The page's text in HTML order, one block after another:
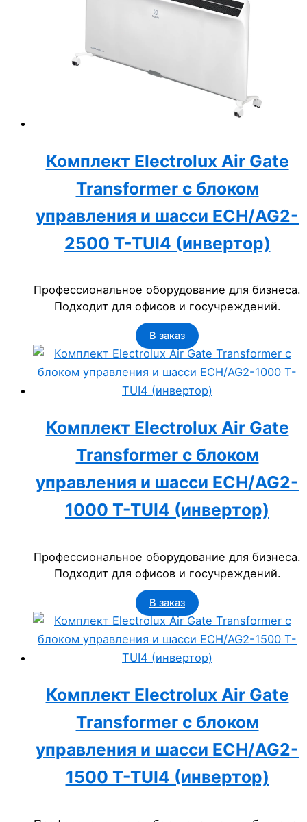
Комплект Electrolux Air Gate
Transformer с блоком
управления и шасси ECH/AG2-
2500 T-TUI4 (инвертор)
Профессиональное оборудование для бизнеса.
Подходит для офисов и госучреждений.
В заказ
Комплект Electrolux Air Gate
Transformer с блоком
управления и шасси ECH/AG2-
1000 T-TUI4 (инвертор)
Профессиональное оборудование для бизнеса.
Подходит для офисов и госучреждений.
В заказ
Комплект Electrolux Air Gate
Transformer с блоком
управления и шасси ECH/AG2-
1500 T-TUI4 (инвертор)